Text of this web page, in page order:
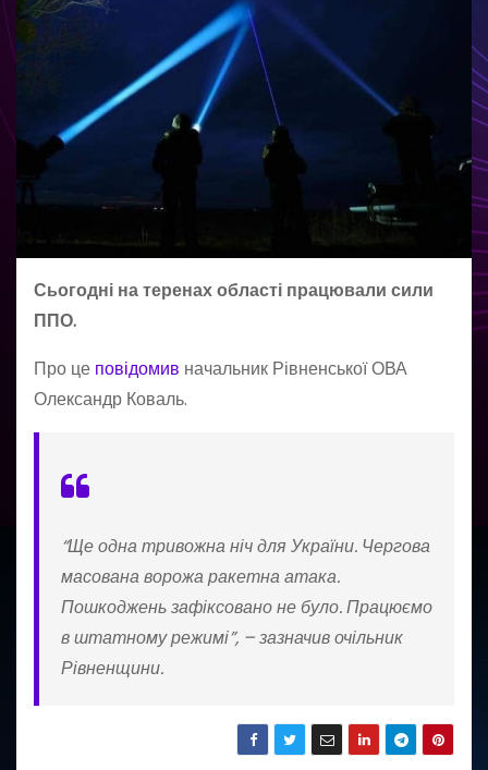
Сьогодні на теренах області працювали сили
ППО.
Про це повідомив начальник Рівненської ОВА
Олександр Коваль.
“Ще одна тривожна ніч для України. Чергова
масована ворожа ракетна атака.
Пошкоджень зафіксовано не було. Працюємо
в штатному режимі”, – зазначив очільник
Рівненщини.